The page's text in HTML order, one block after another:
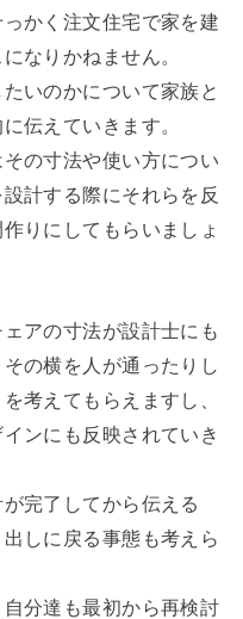
かく注文住宅で家を建
なりかねません。
いのかについて家族と
伝えていきます。
の寸法や使い方につい
計する際にそれらを反
りにしてもらいましょ
アの寸法が設計士にも
の横を人が通ったりし
考えてもらえますし、
ンにも反映されていき
完了してから伝える
しに戻る事態も考えら
分達も最初から再検討